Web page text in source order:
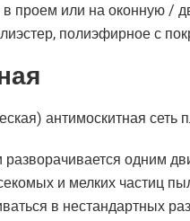
проем или на оконную /
полиэфирное с
антимоскитная сеть
разворачивается одним
и мелких частиц
в нестандартных